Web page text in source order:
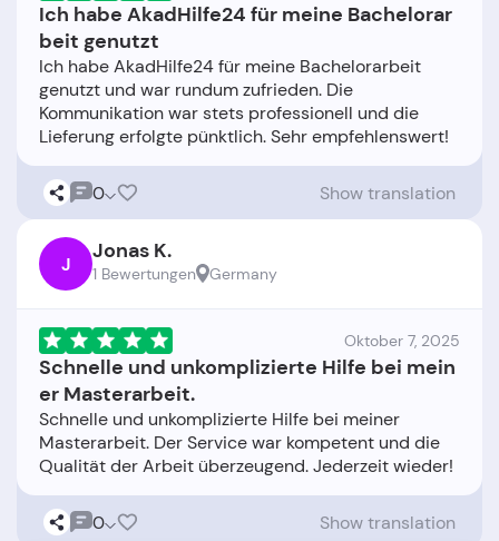
Ich habe AkadHilfe24 für meine Bachelorar
beit genutzt
Ich habe AkadHilfe24 für meine Bachelorarbeit
genutzt und war rundum zufrieden. Die
Kommunikation war stets professionell und die
0 Show translation
J Jonas K.
1 Bewertungen Germany
Oktober 7, 2025
Schnelle und unkomplizierte Hilfe bei mein
er Masterarbeit.
Schnelle und unkomplizierte Hilfe bei meiner
Masterarbeit. Der Service war kompetent und die
0 Show translation